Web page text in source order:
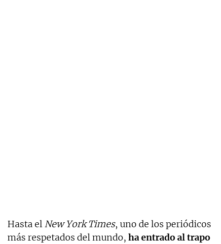
Hasta el New York Times, uno de los periódicos
más respetados del mundo, ha entrado al trapo